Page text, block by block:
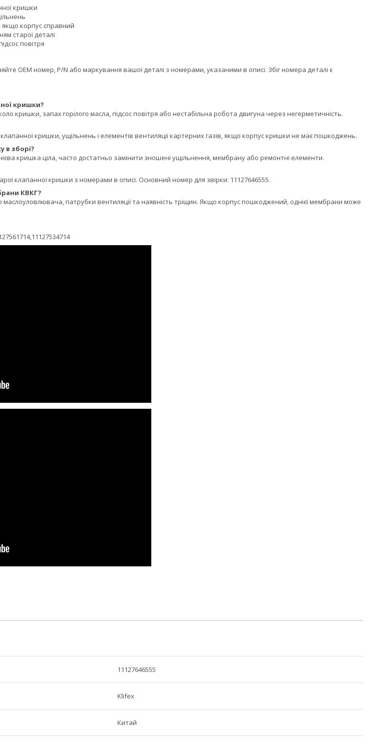
кришки
корпус справний
старої деталі
повітря
OEM номер, P/N або маркування вашої деталі з номерами, указаними в описі. Збіг номера деталі є
кришки?
кришки, запах горілого масла, підсос повітря або нестабільна робота двигуна через негерметичність.
кришки, ущільнень і елементів вентиляції картерних газів, якщо корпус кришки не має пошкоджень.
в зборі?
кришка ціла, часто достатньо замінити зношені ущільнення, мембрану або ремонтні елементи.
клапанної кришки з номерами в описі. Основний номер для звірки: 11127646555.
КВКГ?
патрубки вентиляції та наявність тріщин. Якщо корпус пошкоджений, однієї мембрани може
11127646555
Klifex
Китай